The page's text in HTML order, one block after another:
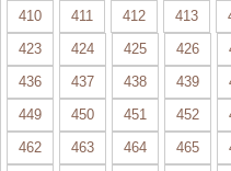
410 411 412 413
423 424 425 426
436 437 438 439
449 450 451 452
462 463 464 465